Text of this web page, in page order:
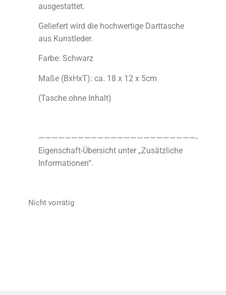
ausgestattet.
Geliefert wird die hochwertige Darttasche
aus Kunstleder.
Farbe: Schwarz
Maße (BxHxT): ca. 18 x 12 x 5cm
(Tasche ohne Inhalt)
————————————————————————-
Eigenschaft-Übersicht unter „Zusätzliche
Informationen“.
Nicht vorrätig